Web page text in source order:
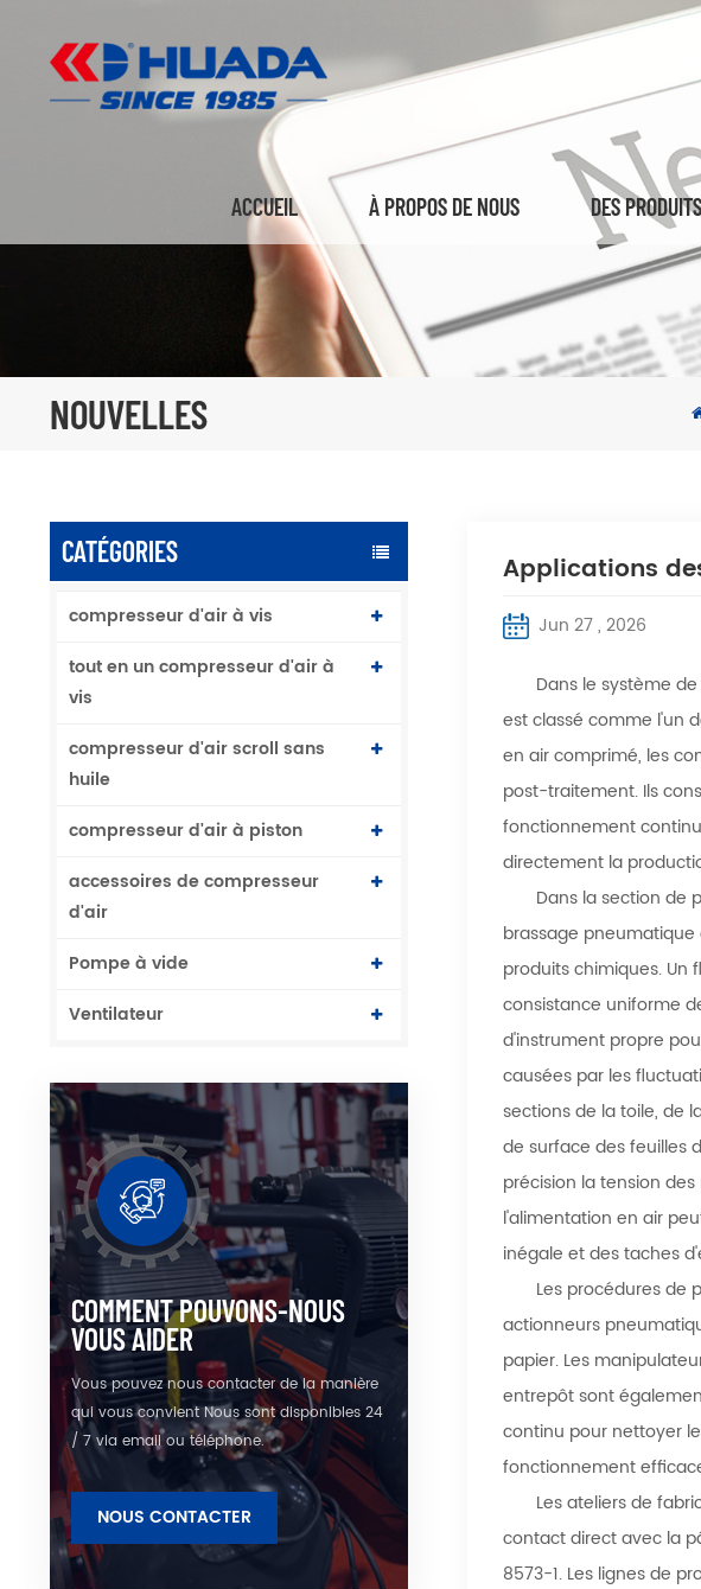
ACCUEIL À PROPOS DE NOUS DES PRODUITS
NOUVELLES
CATÉGORIES
compresseur d'air à vis
tout en un compresseur d'air à
vis
compresseur d'air scroll sans
huile
compresseur d'air à piston
accessoires de compresseur
d'air
Pompe à vide
Ventilateur
COMMENT POUVONS-NOUS
VOUS AIDER
Vous pouvez nous contacter de la manière
qui vous convient Nous sont disponibles 24
/ 7 via email ou téléphone.
NOUS CONTACTER
Applications
Jun 27 , 2026
Dans le système
est classé comme l'un
en air comprimé, les
post-traitement. Ils
fonctionnement
directement la
Dans la section de
brassage
produits chimiques.
consistance uniforme
d'instrument propre
causées par les
sections de la toile, de
de surface des feuilles
précision la tension
l'alimentation en air
inégale et des taches
Les procédures de
actionneurs
papier. Les
entrepôt sont
continu pour nettoyer
fonctionnement
Les ateliers de
contact direct avec la
8573-1. Les lignes de